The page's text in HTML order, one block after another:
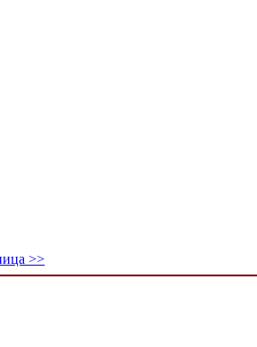
>>